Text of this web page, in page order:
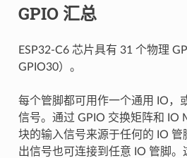
GPIO 汇总
ESP32-C6 芯片具有 31 个物理
GPIO30）。
每个管脚都可用作一个通用 IO，
信号。通过 GPIO 交换矩阵和 IO
块的输入信号来源于任何的 IO
出信号也可连接到任意 IO 管脚